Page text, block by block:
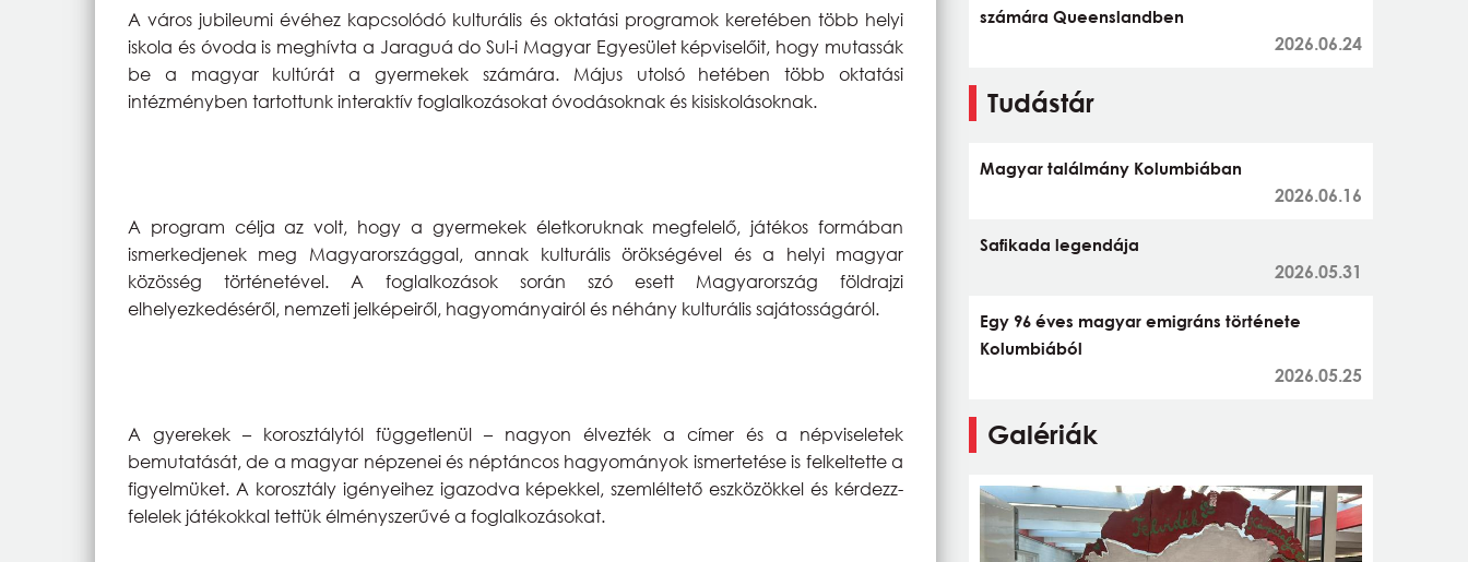
A város jubileumi évéhez kapcsolódó kulturális és oktatási programok keretében több helyi
iskola és óvoda is meghívta a Jaraguá do Sul-i Magyar Egyesület képviselőit, hogy mutassák
be a magyar kultúrát a gyermekek számára. Május utolsó hetében több oktatási
intézményben tartottunk interaktív foglalkozásokat óvodásoknak és kisiskolásoknak.
A program célja az volt, hogy a gyermekek életkoruknak megfelelő, játékos formában
ismerkedjenek meg Magyarországgal, annak kulturális örökségével és a helyi magyar
közösség történetével. A foglalkozások során szó esett Magyarország földrajzi
elhelyezkedéséről, nemzeti jelképeiről, hagyományairól és néhány kulturális sajátosságáról.
A gyerekek – korosztálytól függetlenül – nagyon élvezték a címer és a népviseletek
bemutatását, de a magyar népzenei és néptáncos hagyományok ismertetése is felkeltette a
figyelmüket. A korosztály igényeihez igazodva képekkel, szemléltető eszközökkel és kérdezz-
felelek játékokkal tettük élményszerűvé a foglalkozásokat.
számára Queenslandben
2026.06.24
Tudástár
Magyar találmány Kolumbiában
2026.06.16
Safikada legendája
2026.05.31
Egy 96 éves magyar emigráns története
Kolumbiából
2026.05.25
Galériák